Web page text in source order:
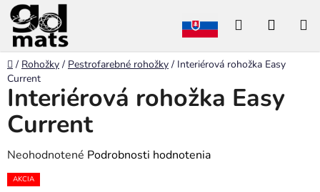
Prejsť
na
obsah
Hľadať
Domov
/ Rohožky / Pestrofarebné rohožky / Interiérová rohožka Easy
Current
Interiérová rohožka Easy
Current
Priemerné
hodnotenie
Neohodnotené Podrobnosti hodnotenia
AKCIA